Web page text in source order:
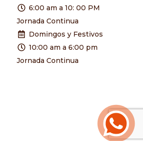
6:00 am a 10: 00 PM
Jornada Continua
Domingos y Festivos
10:00 am a 6:00 pm
Jornada Continua